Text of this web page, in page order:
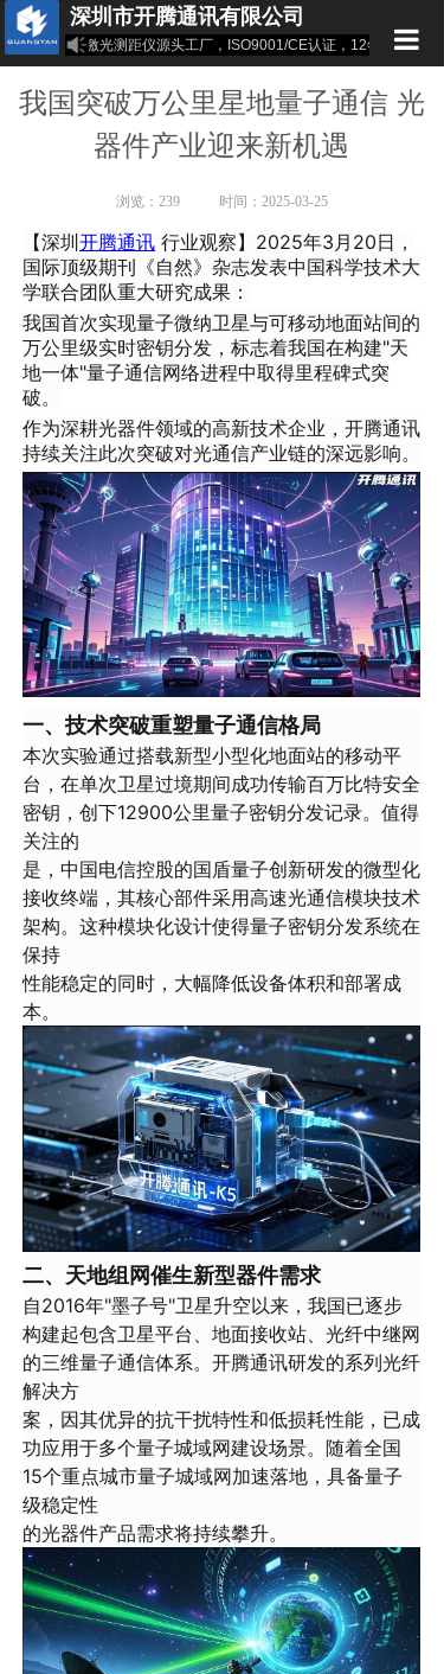
深圳市开腾通讯有限公司
切割刀、激光测距仪源头工厂，ISO9001/CE认证，12年专注光纤工
我国突破万公里星地量子通信 光
器件产业迎来新机遇
浏览： 239 时间：2025-03-25
【深圳 开腾通讯 行业观察】2025年3月20日，
国际顶级期刊《自然》杂志发表中国科学技术大
学联合团队重大研究成果：
我国首次实现量子微纳卫星与可移动地面站间的
万公里级实时密钥分发，标志着我国在构建"天
地一体"量子通信网络进程中取得里程碑式突
破。
作为深耕光器件领域的高新技术企业，开腾通讯
持续关注此次突破对光通信产业链的深远影响。
一、技术突破重塑量子通信格局
本次实验通过搭载新型小型化地面站的移动平
台，在单次卫星过境期间成功传输百万比特安全
密钥，创下12900公里量子密钥分发记录。值得
关注的
是，中国电信控股的国盾量子创新研发的微型化
接收终端，其核心部件采用高速光通信模块技术
架构。这种模块化设计使得量子密钥分发系统在
保持
性能稳定的同时，大幅降低设备体积和部署成
本。
二、天地组网催生新型器件需求
自2016年"墨子号"卫星升空以来，我国已逐步
构建起包含卫星平台、地面接收站、光纤中继网
的三维量子通信体系。开腾通讯研发的系列光纤
解决方
案，因其优异的抗干扰特性和低损耗性能，已成
功应用于多个量子城域网建设场景。随着全国
15个重点城市量子城域网加速落地，具备量子
级稳定性
的光器件产品需求将持续攀升。